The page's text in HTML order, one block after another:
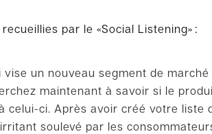
recueillies par le «Social Listening» :
un nouveau segment de marché
maintenant à savoir si le
celui-ci. Après avoir créé votre liste
soulevé par les